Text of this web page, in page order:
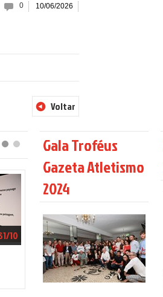
10/06/2026
0
Voltar
10
Gala Troféus
Gazeta Atletismo
2024